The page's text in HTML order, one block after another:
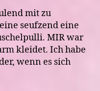
mit zu
seufzend eine
MIR war
kleidet. Ich habe
wenn es sich